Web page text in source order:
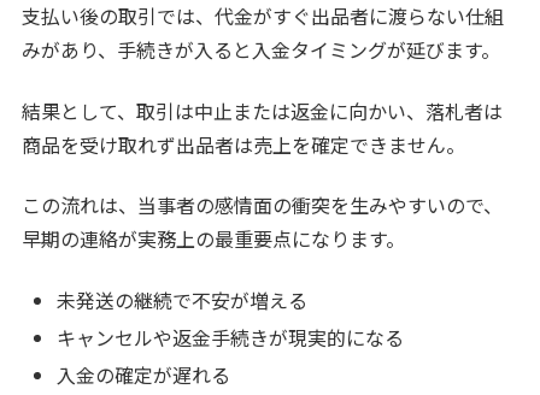
支払い後の取引では、代金がすぐ出品者に渡らない仕組
みがあり、手続きが入ると入金タイミングが延びます。
結果として、取引は中止または返金に向かい、落札者は
商品を受け取れず出品者は売上を確定できません。
この流れは、当事者の感情面の衝突を生みやすいので、
早期の連絡が実務上の最重要点になります。
未発送の継続で不安が増える
キャンセルや返金手続きが現実的になる
入金の確定が遅れる